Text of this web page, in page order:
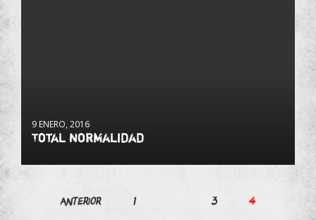
9 ENERO, 2016
Total normalidad
Paginación
Anterior 1 3 4